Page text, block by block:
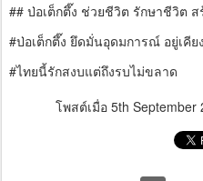
## ป่อเต็กตึ๊ง ช่วยชีวิต รักษาชีวิต ส
#ป่อเต็กตึ๊ง ยึดมั่นอุดมการณ์ อยู่เคีย
#ไทยนี้รักสงบแต่ถึงรบไม่ขลาด
โพสต์เมื่อ 5th September